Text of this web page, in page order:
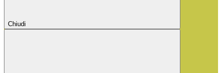
Chiudi